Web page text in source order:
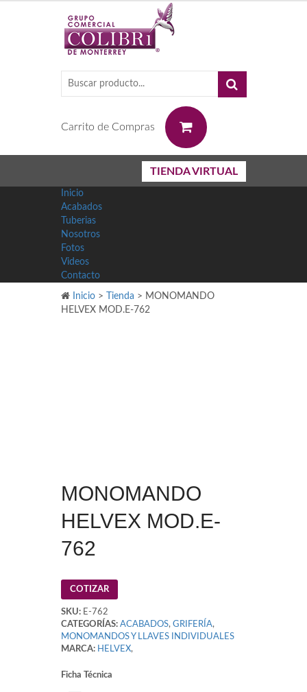
Carrito de Compras
TIENDA VIRTUAL
Inicio
Acabados
Tuberias
Nosotros
Fotos
Videos
Contacto
Inicio > Tienda > MONOMANDO
HELVEX MOD.E-762
MONOMANDO
HELVEX MOD.E-
762
COTIZAR
SKU: E-762
CATEGORÍAS: ACABADOS, GRIFERÍA,
MONOMANDOS Y LLAVES INDIVIDUALES
MARCA: HELVEX,
Ficha Técnica